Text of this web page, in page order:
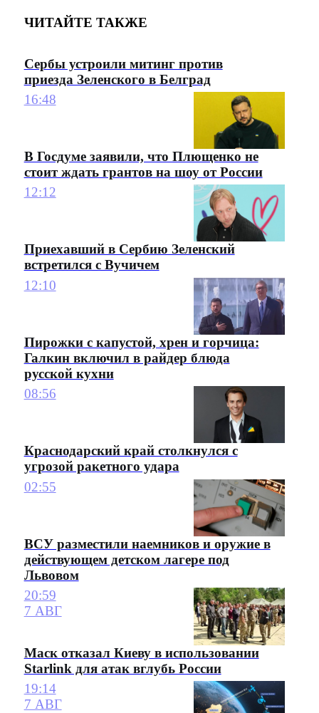
ЧИТАЙТЕ ТАКЖЕ
Сербы устроили митинг против
приезда Зеленского в Белград
16:48
В Госдуме заявили, что Плющенко не
стоит ждать грантов на шоу от России
12:12
Приехавший в Сербию Зеленский
встретился с Вучичем
12:10
Пирожки с капустой, хрен и горчица:
Галкин включил в райдер блюда
русской кухни
08:56
Краснодарский край столкнулся с
угрозой ракетного удара
02:55
ВСУ разместили наемников и оружие в
действующем детском лагере под
Львовом
20:59
7 АВГ
Маск отказал Киеву в использовании
Starlink для атак вглубь России
19:14
7 АВГ